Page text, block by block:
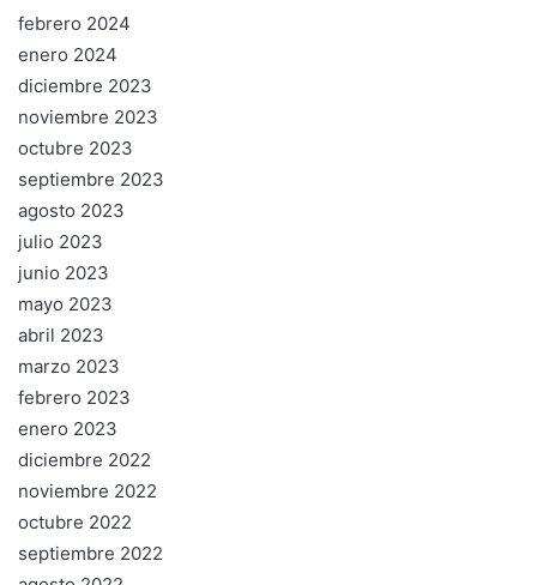
febrero 2024
enero 2024
diciembre 2023
noviembre 2023
octubre 2023
septiembre 2023
agosto 2023
julio 2023
junio 2023
mayo 2023
abril 2023
marzo 2023
febrero 2023
enero 2023
diciembre 2022
noviembre 2022
octubre 2022
septiembre 2022